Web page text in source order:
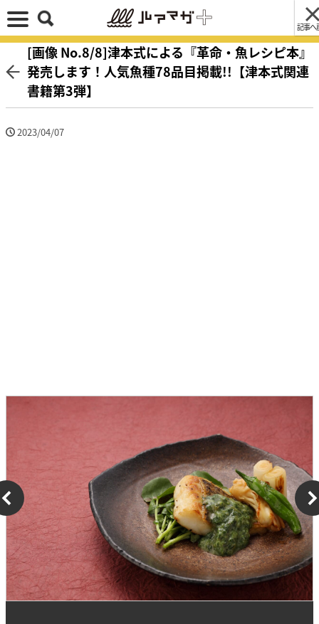
記事へ
[画像 No.8/8]津本式による『革命・魚レシピ本』
発売します！人気魚種78品目掲載!!【津本式関連
書籍第3弾】
2023/04/07